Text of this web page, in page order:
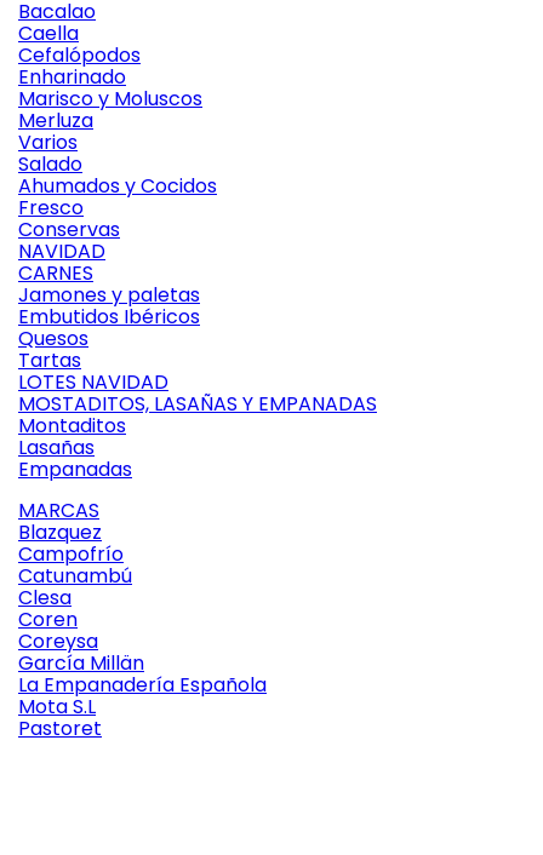
Bacalao
Caella
Cefalópodos
Enharinado
Marisco y Moluscos
Merluza
Varios
Salado
Ahumados y Cocidos
Fresco
Conservas
NAVIDAD
CARNES
Jamones y paletas
Embutidos Ibéricos
Quesos
Tartas
LOTES NAVIDAD
MOSTADITOS, LASAÑAS Y EMPANADAS
Montaditos
Lasañas
Empanadas
MARCAS
Blazquez
Campofrío
Catunambú
Clesa
Coren
Coreysa
García Millän
La Empanadería Española
Mota S.L
Pastoret